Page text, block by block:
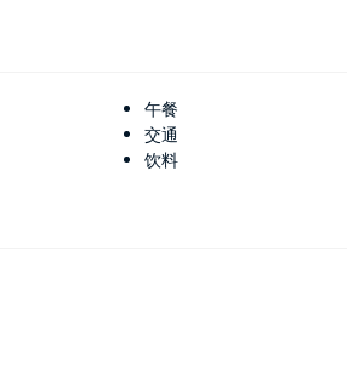
午餐
交通
饮料